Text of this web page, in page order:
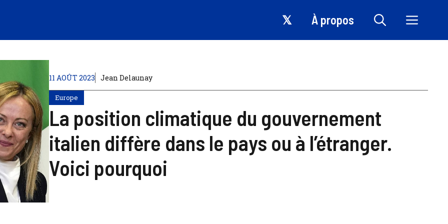
𝕏 À propos
11 AOÛT 2023 Jean Delaunay
Europe
La position climatique du gouvernement
italien diffère dans le pays ou à l’étranger.
Voici pourquoi